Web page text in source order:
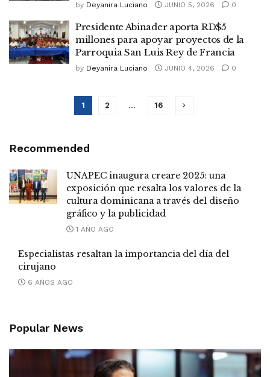
by Deyanira Luciano JUNIO 5, 2026 0
Presidente Abinader aporta RD$5
millones para apoyar proyectos de la
Parroquia San Luis Rey de Francia
by Deyanira Luciano JUNIO 4, 2026 0
1 2 … 16
Recommended
UNAPEC inaugura creare 2025: una
exposición que resalta los valores de la
cultura dominicana a través del diseño
gráfico y la publicidad
1 AÑO AGO
Especialistas resaltan la importancia del día del
cirujano
6 AÑOS AGO
Popular News